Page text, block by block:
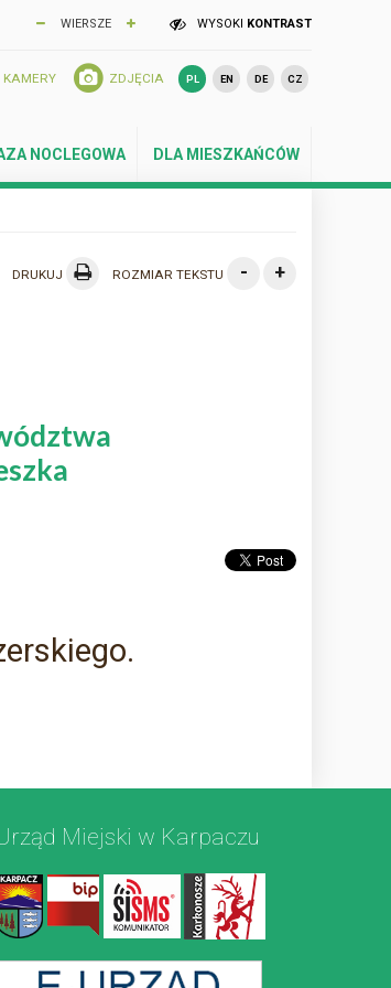
WIERSZE WYSOKI KONTRAST
KAMERY ZDJĘCIA PL EN DE CZ
NOCLEGOWA DLA MIESZKAŃCÓW
DRUKUJ ROZMIAR TEKSTU - +
Miejski w Karpaczu